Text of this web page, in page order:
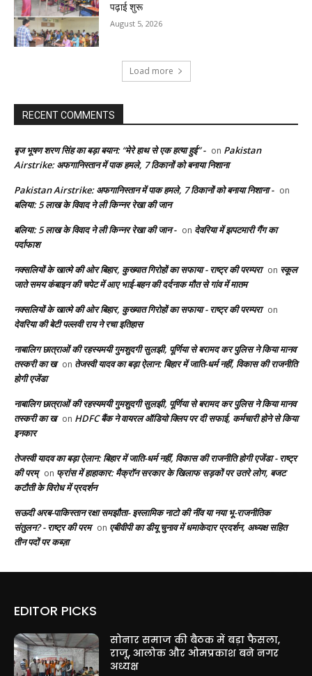
पढ़ाई शुरू
August 5, 2026
Load more
RECENT COMMENTS
बृज भूषण शरण सिंह का बड़ा बयान: “मेरे हाथ से एक हत्या हुई” - on Pakistan
Airstrike: अफगानिस्तान में पाक हमले, 7 ठिकानों को बनाया निशाना
Pakistan Airstrike: अफगानिस्तान में पाक हमले, 7 ठिकानों को बनाया निशाना - on
बलिया: 5 लाख के विवाद ने ली किन्नर रेखा की जान
बलिया: 5 लाख के विवाद ने ली किन्नर रेखा की जान - on देवरिया में झपटमारी गैंग का
पर्दाफाश
नक्सलियों के खात्मे की ओर बिहार, कुख्यात गिरोहों का सफाया - राष्ट्र की परम्परा on स्कूल
जाते समय कंबाइन की चपेट में आए भाई-बहन की दर्दनाक मौत से गांव में मातम
नक्सलियों के खात्मे की ओर बिहार, कुख्यात गिरोहों का सफाया - राष्ट्र की परम्परा on
देवरिया की बेटी पल्लवी राय ने रचा इतिहास
नाबालिग छात्राओं की रहस्यमयी गुमशुदगी सुलझी, पूर्णिया से बरामद कर पुलिस ने किया मानव
तस्करी का ख on तेजस्वी यादव का बड़ा ऐलान: बिहार में जाति-धर्म नहीं, विकास की राजनीति
होगी एजेंडा
नाबालिग छात्राओं की रहस्यमयी गुमशुदगी सुलझी, पूर्णिया से बरामद कर पुलिस ने किया मानव
तस्करी का ख on HDFC बैंक ने वायरल ऑडियो क्लिप पर दी सफाई, कर्मचारी होने से किया
इनकार
तेजस्वी यादव का बड़ा ऐलान: बिहार में जाति-धर्म नहीं, विकास की राजनीति होगी एजेंडा - राष्ट्र
की परम् on फ्रांस में हाहाकार: मैक्रॉन सरकार के खिलाफ सड़कों पर उतरे लोग, बजट
कटौती के विरोध में प्रदर्शन
सऊदी अरब-पाकिस्तान रक्षा समझौता- इस्लामिक नाटो की नींव या नया भू-राजनीतिक
संतुलन? - राष्ट्र की परम on एबीवीपी का डीयू चुनाव में धमाकेदार प्रदर्शन, अध्यक्ष सहित
तीन पदों पर कब्ज़ा
EDITOR PICKS
सोनार समाज की बैठक में बड़ा फैसला,
राजू, आलोक और ओमप्रकाश बने नगर
अध्यक्ष